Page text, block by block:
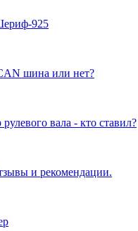
925
шина или нет?
вала - кто ставил?
и рекомендации.